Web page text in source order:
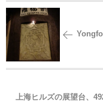
上海ヒルズの展望台、